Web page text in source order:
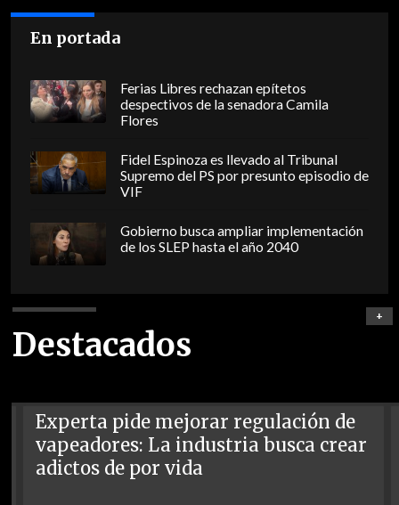
En portada
Ferias Libres rechazan epítetos
despectivos de la senadora Camila
Flores
Fidel Espinoza es llevado al Tribunal
Supremo del PS por presunto episodio de
VIF
Gobierno busca ampliar implementación
de los SLEP hasta el año 2040
Destacados
+
Experta pide mejorar regulación de
vapeadores: La industria busca crear
adictos de por vida